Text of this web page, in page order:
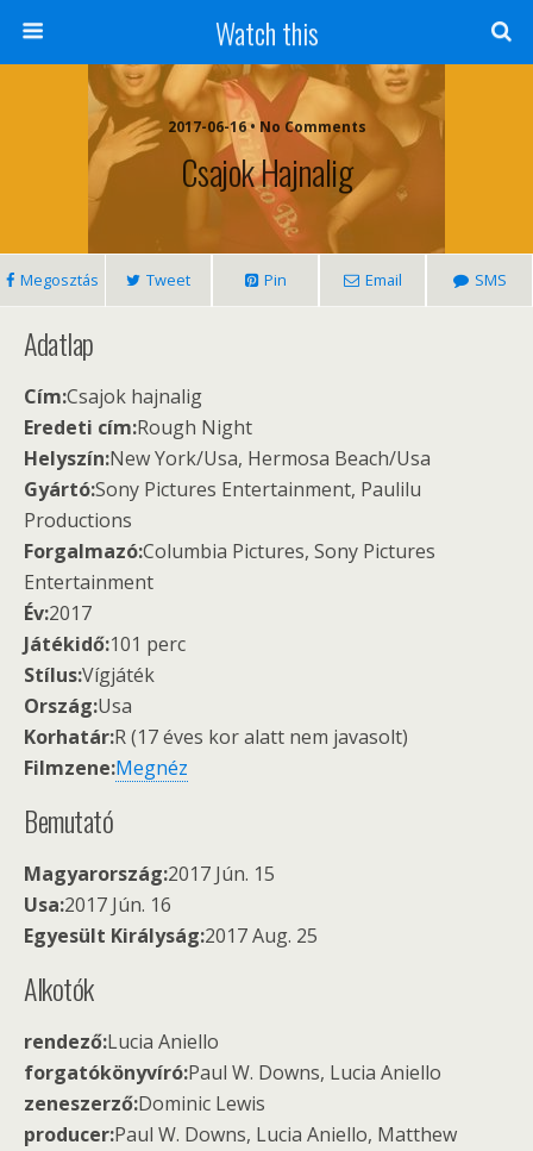
Watch this
2017-06-16 • No Comments
Csajok Hajnalig
Megosztás Tweet Pin Email SMS
Adatlap
Cím:Csajok hajnalig
Eredeti cím:Rough Night
Helyszín:New York/Usa, Hermosa Beach/Usa
Gyártó:Sony Pictures Entertainment, Paulilu
Productions
Forgalmazó:Columbia Pictures, Sony Pictures
Entertainment
Év:2017
Játékidő:101 perc
Stílus:Vígjáték
Ország:Usa
Korhatár:R (17 éves kor alatt nem javasolt)
Filmzene:Megnéz
Bemutató
Magyarország:2017 Jún. 15
Usa:2017 Jún. 16
Egyesült Királyság:2017 Aug. 25
Alkotók
rendező:Lucia Aniello
forgatókönyvíró:Paul W. Downs, Lucia Aniello
zeneszerző:Dominic Lewis
producer:Paul W. Downs, Lucia Aniello, Matthew